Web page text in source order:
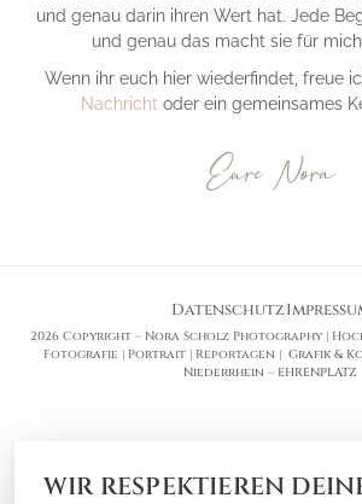
und genau darin ihren Wert hat. Jede
und genau das macht sie für
Wenn ihr euch hier wiederfindet, freue
Nachricht oder ein gemeinsames
Eure Nora
Datenschutz
2026 Copyright – Nora Scholz Photography |
Fotografie | Portrait | Reportagen | Grafik &
Niederrhein – EHRENPLATZ